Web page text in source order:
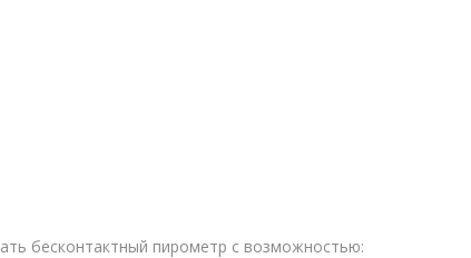
бесконтактный пирометр с возможностью: